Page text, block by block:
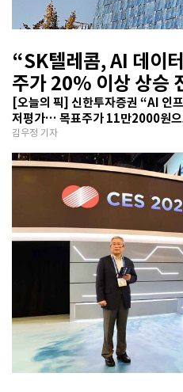
“SK텔레콤, AI 데이
주가 20% 이상 상승
[오늘의 픽] 신한투자증권 “AI 인
저평가… 목표주가 11만2000원
김우정 기자